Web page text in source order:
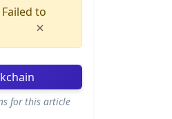
to
×
for this article